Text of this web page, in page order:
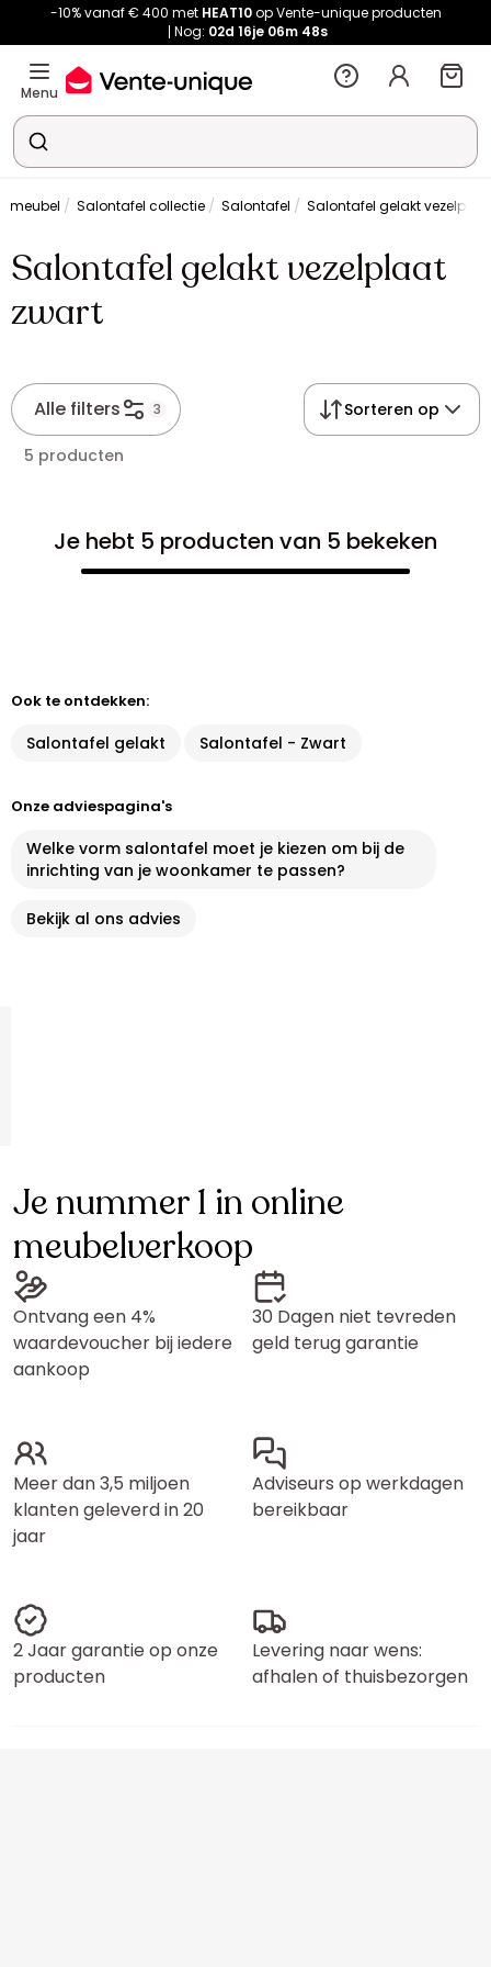
-10% vanaf € 400 met HEAT10op Vente-unique producten
Nog: 02d 16je 06m 48s
Menu
Salontafel collectie Salontafel Salontafel gelakt
Salontafel gelakt vezelplaat
zwart
Alle filters 3 Sorteren op
5 producten
Je hebt 5 producten van 5 bekeken
Ook te ontdekken:
Salontafel gelakt Salontafel - Zwart
Onze adviespagina's
Welke vorm salontafel moet je kiezen om bij de
inrichting van je woonkamer te passen?
Bekijk al ons advies
Je nummer 1 in online
meubelverkoop
Ontvang een 4%
waardevoucher bij iedere
aankoop
30 Dagen niet tevreden
geld terug garantie
Meer dan 3,5 miljoen
klanten geleverd in 20
jaar
Adviseurs op werkdagen
bereikbaar
2 Jaar garantie op onze
producten
Levering naar wens:
afhalen of thuisbezorgen